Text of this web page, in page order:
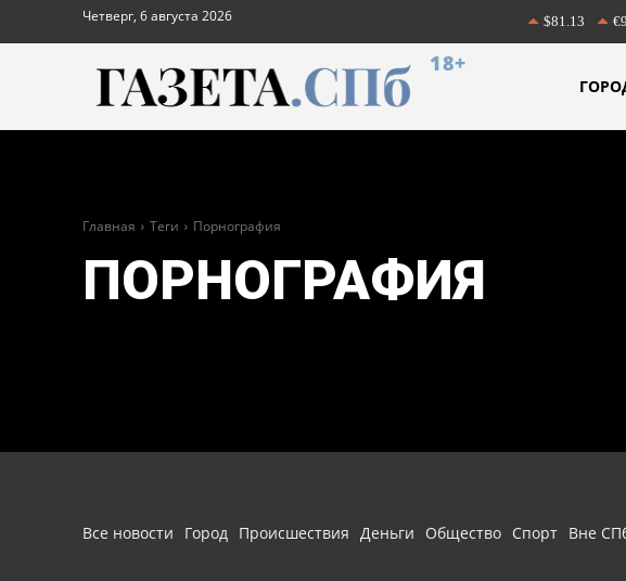
Четверг, 6 августа 2026 $81.13
18+
Главная Теги Порнография
ПОРНОГРАФИЯ
Все новости Город Происшествия Деньги Общество Спорт Вне